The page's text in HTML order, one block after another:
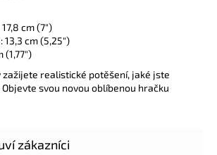
cm (7")
13,3 cm (5,25")
(1,77")
zažijete realistické potěšení, jaké jste
svou novou oblíbenou hračku